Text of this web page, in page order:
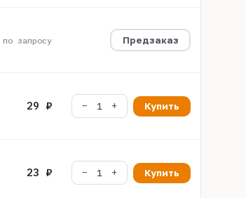
по запросу Предзаказ
29 ₽ Купить
23 ₽ Купить